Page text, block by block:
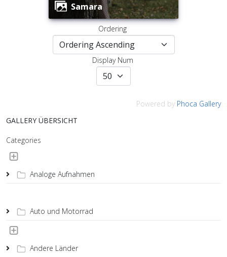
Samara
Ordering
Display Num
Powered by Phoca Gallery
GALLERY ÜBERSICHT
Categories
Analoge Aufnahmen
Auto und Motorrad
Andere Länder